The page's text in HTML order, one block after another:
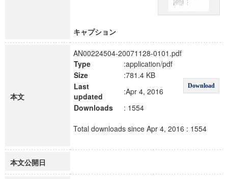
キャプション
本文
AN00224504-20071128-0101.pdf
Type
:application/pdf
Download
Size
:781.4 KB
Last
updated
:Apr 4, 2016
Downloads
: 1554
Total downloads since Apr 4, 2016 : 1554
本文公開日